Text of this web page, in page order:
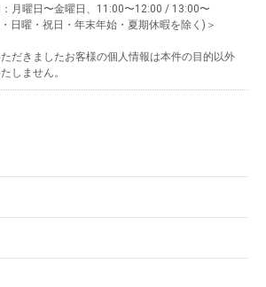
：月曜日〜金曜日、11:00〜12:00 / 13:00〜
日曜・祝日・年末年始・夏期休暇を除く)＞
だきましたお客様の個人情報は本件の目的以外
しません。